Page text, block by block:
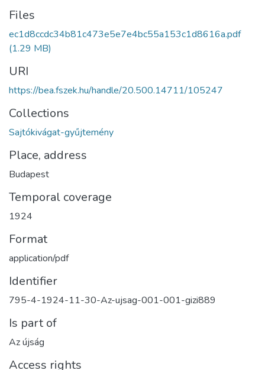
Files
ec1d8ccdc34b81c473e5e7e4bc55a153c1d8616a.pdf
(1.29 MB)
URI
https://bea.fszek.hu/handle/20.500.14711/105247
Collections
Sajtókivágat-gyűjtemény
Place, address
Budapest
Temporal coverage
1924
Format
application/pdf
Identifier
795-4-1924-11-30-Az-ujsag-001-001-gizi889
Is part of
Az újság
Access rights